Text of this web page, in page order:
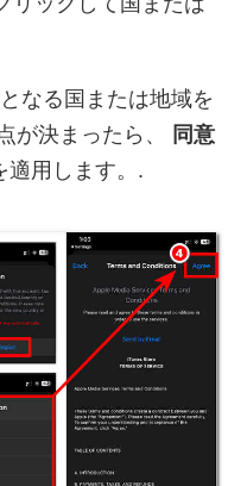
なる国または地域を
が決まったら、
同意
適用します。.